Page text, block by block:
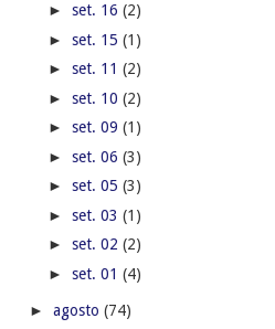
► set. 16 (2)
► set. 15 (1)
► set. 11 (2)
► set. 10 (2)
► set. 09 (1)
► set. 06 (3)
► set. 05 (3)
► set. 03 (1)
► set. 02 (2)
► set. 01 (4)
► agosto (74)